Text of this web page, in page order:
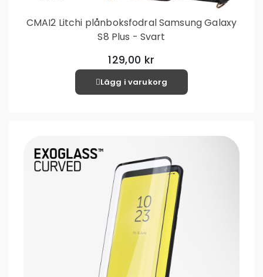
CMAI2 Litchi plånboksfodral Samsung Galaxy
S8 Plus - Svart
129,00 kr
Lägg i varukorg